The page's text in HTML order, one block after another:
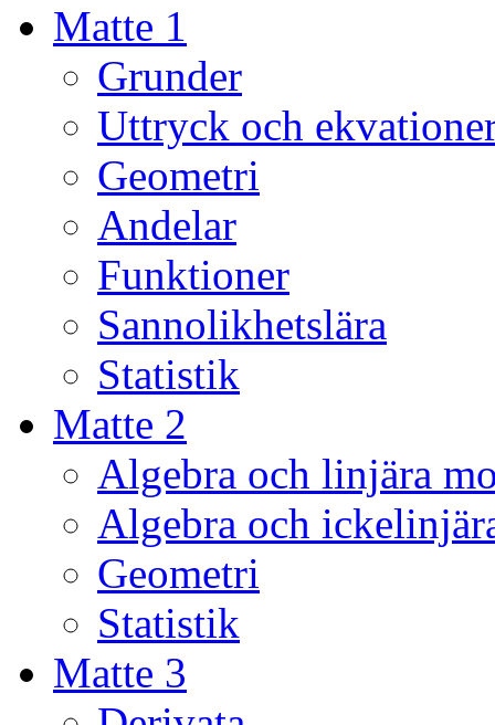
Matte 1
Grunder
Uttryck och
Geometri
Andelar
Funktioner
Sannolikhetslära
Statistik
Matte 2
Algebra och linjära
Algebra och
Geometri
Statistik
Matte 3